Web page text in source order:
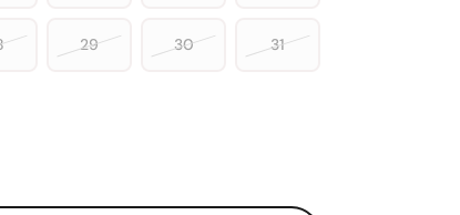
29 30 31